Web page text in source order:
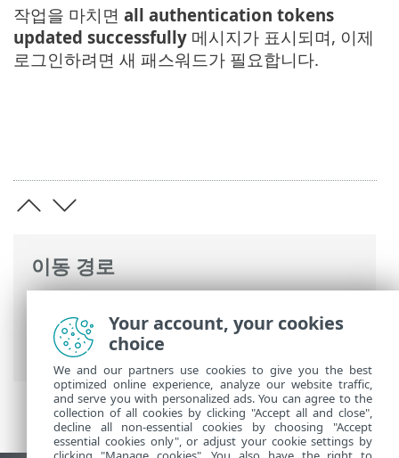
이동 경로
Prem>ESET PROTECT VA 관리 콘솔> VM
비밀번호 변경
작업을 마치면 all authentication tokens
updated successfully 메시지가 표시되며, 이제
로그인하려면 새 패스워드가 필요합니다.
Your account, your cookies
choice
We and our partners use cookies to give you the best
optimized online experience, analyze our website traffic,
and serve you with personalized ads. You can agree to the
collection of all cookies by clicking "Accept all and close",
decline all non-essential cookies by choosing "Accept
essential cookies only", or adjust your cookie settings by